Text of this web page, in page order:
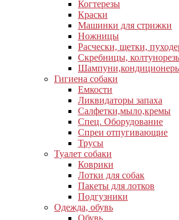
Когтерезы
Краски
Машинки для стрижки
Ножницы
Расчески, щетки,
Скребницы,
Гигиена собаки
Емкости
Ликвидаторы запаха
Салфетки,мыло,кремы
Спец. Оборудование
Спреи отпугивающие
Трусы
Туалет собаки
Коврики
Лотки для собак
Пакеты для лотков
Подгузники
Одежда, обувь
Обувь